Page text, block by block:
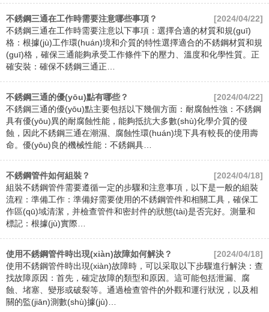
不銹鋼三通在工作時需要注意哪些事項？
[2024/04/22]
不銹鋼三通在工作時需要注意以下事項：選擇合適的材質和規(guī)
格：根據(jù)工作環(huán)境和介質的特性選擇適合的不銹鋼材質和規
(guī)格，確保三通能夠承受工作條件下的壓力、溫度和化學性質。正
確安裝：確保不銹鋼三通正…
不銹鋼三通的優(yōu)點有哪些？
[2024/04/22]
不銹鋼三通的優(yōu)點主要包括以下幾個方面：耐腐蝕性強：不銹鋼
具有優(yōu)異的耐腐蝕性能，能夠抵抗大多數(shù)化學介質的侵
蝕，因此不銹鋼三通在潮濕、腐蝕性環(huán)境下具有較長的使用壽
命。優(yōu)良的機械性能：不銹鋼具…
不銹鋼管件如何組裝？
[2024/04/18]
組裝不銹鋼管件需要遵循一定的步驟和注意事項，以下是一般的組裝
流程：準備工作：準備好需要使用的不銹鋼管件和相關工具，確保工
作區(qū)域清潔，并檢查管件和密封件的狀態(tài)是否完好。測量和
標記：根據(jù)實際…
使用不銹鋼管件時出現(xiàn)故障如何解決？
[2024/04/18]
使用不銹鋼管件時出現(xiàn)故障時，可以采取以下步驟進行解決：查
找故障原因：首先，確定故障的類型和原因。這可能包括泄漏、腐
蝕、堵塞、變形或破裂等。通過檢查管件的外觀和運行狀況，以及相
關的監(jiān)測數(shù)據(jù)…